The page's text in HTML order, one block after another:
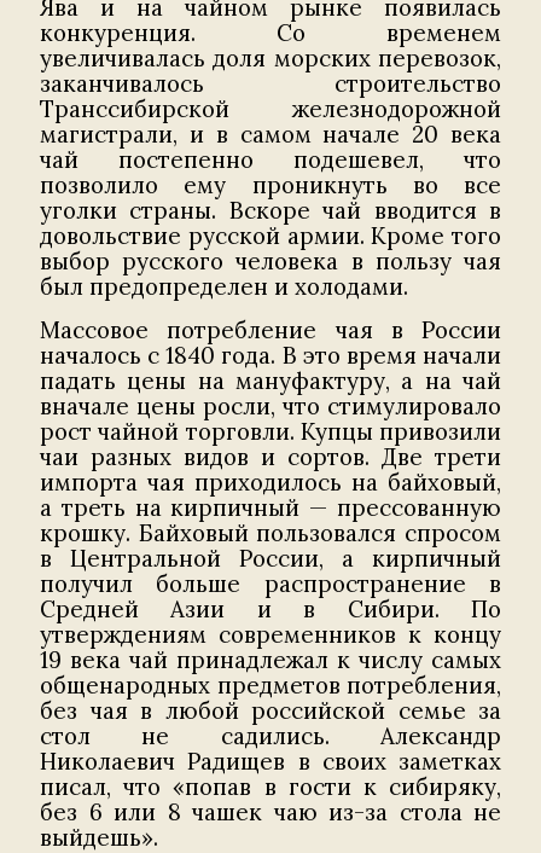
Ява и на чайном рынке появилась
конкуренция. Со временем
увеличивалась доля морских перевозок,
заканчивалось строительство
Транссибирской железнодорожной
магистрали, и в самом начале 20 века
чай постепенно подешевел, что
позволило ему проникнуть во все
уголки страны. Вскоре чай вводится в
довольствие русской армии. Кроме того
выбор русского человека в пользу чая
был предопределен и холодами.
Массовое потребление чая в России
началось с 1840 года. В это время начали
падать цены на мануфактуру, а на чай
вначале цены росли, что стимулировало
рост чайной торговли. Купцы привозили
чаи разных видов и сортов. Две трети
импорта чая приходилось на байховый,
а треть на кирпичный — прессованную
крошку. Байховый пользовался спросом
в Центральной России, а кирпичный
получил больше распространение в
Средней Азии и в Сибири. По
утверждениям современников к концу
19 века чай принадлежал к числу самых
общенародных предметов потребления,
без чая в любой российской семье за
стол не садились. Александр
Николаевич Радищев в своих заметках
писал, что «попав в гости к сибиряку,
без 6 или 8 чашек чаю из-за стола не
выйдешь».